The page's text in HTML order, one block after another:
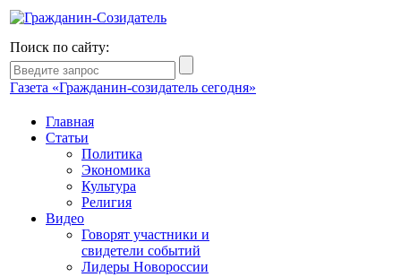
Поиск по сайту:
Газета «Гражданин-созидатель сегодня»
Главная
Статьи
Политика
Экономика
Культура
Религия
Видео
Говорят участники и
свидетели событий
Лидеры Новороссии